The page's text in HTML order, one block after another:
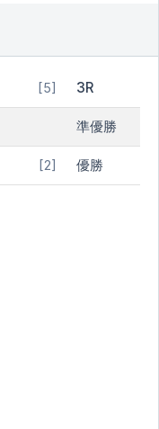
[5] 3R
準優勝
[2] 優勝